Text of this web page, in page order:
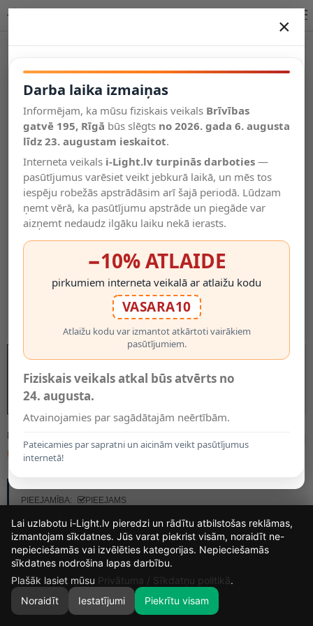
Salīdzināt
Vēlmju
saraksts
Valodas
0
MODELIS:
6.99€
PIEEJAMĪBA:
PIEEJAMS
GAISMAS TONIS
×
Darba laika izmaiņas
Informējam, ka mūsu fiziskais veikals Brīvības
gatvē 195, Rīgā būs slēgts no 2026. gada 6. augusta
līdz 23. augustam ieskaitot.
Interneta veikals i-Light.lv turpinās darboties —
pasūtījumus varēsiet veikt jebkurā laikā, un mēs tos
iespēju robežās apstrādāsim arī šajā periodā. Lūdzam
ņemt vērā, ka pasūtījumu apstrāde un piegāde var
aizņemt nedaudz ilgāku laiku nekā ierasts.
−10% ATLAIDE
pirkumiem interneta veikalā ar atlaižu kodu
VASARA10
Atlaižu kodu var izmantot atkārtoti vairākiem
pasūtījumiem.
Fiziskais veikals atkal būs atvērts no
24. augusta.
Atvainojamies par sagādātajām neērtībām.
Pateicamies par sapratni un aicinām veikt pasūtījumus
internetā!
15
DIENAS
21
STUNDAS
54
MIN.
6
Lai uzlabotu i-Light.lv pieredzi un rādītu atbilstošas reklāmas,
izmantojam sīkdatnes. Jūs varat piekrist visām, noraidīt ne-
nepieciešamās vai izvēlēties kategorijas. Nepieciešamās
sīkdatnes nodrošina lapas darbību.
Plašāk lasiet mūsu Privātuma / Sīkdatņu politikā.
Noraidīt
Iestatījumi Piekrītu visam